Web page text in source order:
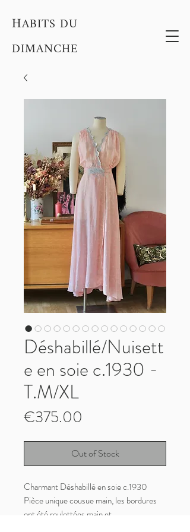
HABITS DU
DIMANCHE
Déshabillé/Nuisett
e en soie c.1930 -
T.M/XL
€375.00
Out of Stock
Charmant Déshabillé en soie c.1930
Pièce unique cousue main, les bordures
ont été roulottées main et